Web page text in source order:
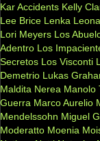
Kar Accidents Kelly
Lee Brice Lenka
Lori Meyers Los
Adentro Los
Secretos Los Visconti
Demetrio Lukas
Maldita Nerea Manolo
Guerra Marco Aurelio
Mendelssohn Miguel
Moderatto Moenia